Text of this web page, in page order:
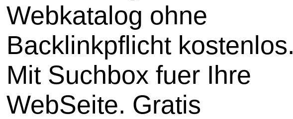
Webkatalog ohne
Backlinkpflicht kostenlos.
Mit Suchbox fuer Ihre
WebSeite. Gratis